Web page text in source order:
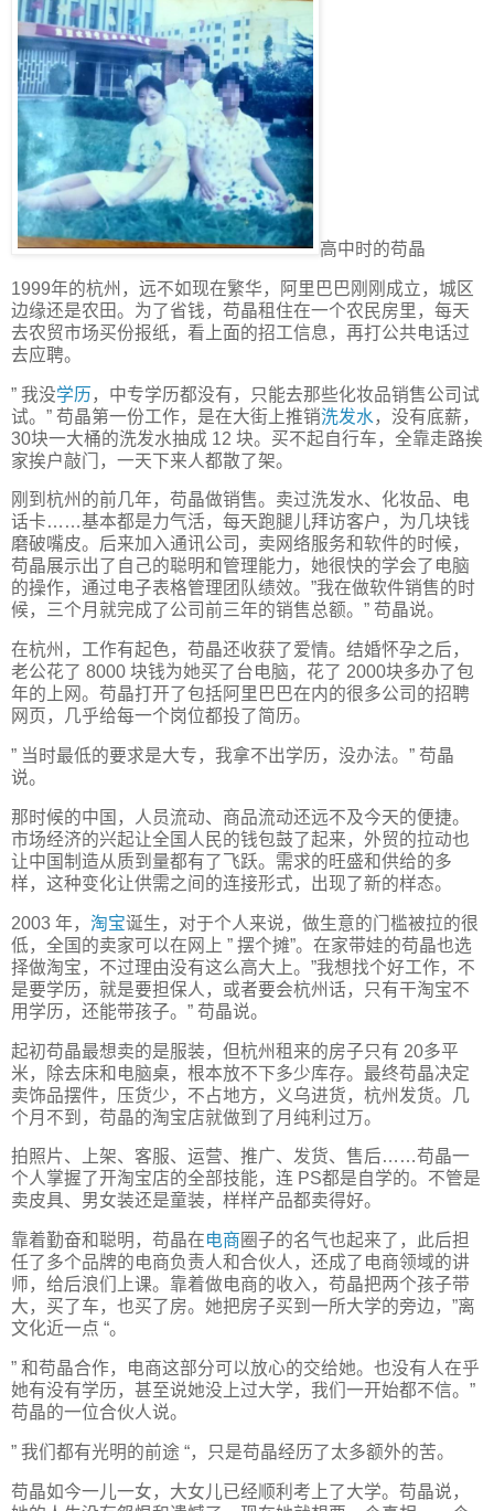
高中时的苟晶
1999年的杭州，远不如现在繁华，阿里巴巴刚刚成立，城区
边缘还是农田。为了省钱，苟晶租住在一个农民房里，每天
去农贸市场买份报纸，看上面的招工信息，再打公共电话过
去应聘。
” 我没学历，中专学历都没有，只能去那些化妆品销售公司试
试。” 苟晶第一份工作，是在大街上推销洗发水，没有底薪，
30块一大桶的洗发水抽成 12 块。买不起自行车，全靠走路挨
家挨户敲门，一天下来人都散了架。
刚到杭州的前几年，苟晶做销售。卖过洗发水、化妆品、电
话卡……基本都是力气活，每天跑腿儿拜访客户，为几块钱
磨破嘴皮。后来加入通讯公司，卖网络服务和软件的时候，
苟晶展示出了自己的聪明和管理能力，她很快的学会了电脑
的操作，通过电子表格管理团队绩效。”我在做软件销售的时
候，三个月就完成了公司前三年的销售总额。” 苟晶说。
在杭州，工作有起色，苟晶还收获了爱情。结婚怀孕之后，
老公花了 8000 块钱为她买了台电脑，花了 2000块多办了包
年的上网。苟晶打开了包括阿里巴巴在内的很多公司的招聘
网页，几乎给每一个岗位都投了简历。
” 当时最低的要求是大专，我拿不出学历，没办法。” 苟晶
说。
那时候的中国，人员流动、商品流动还远不及今天的便捷。
市场经济的兴起让全国人民的钱包鼓了起来，外贸的拉动也
让中国制造从质到量都有了飞跃。需求的旺盛和供给的多
样，这种变化让供需之间的连接形式，出现了新的样态。
2003 年， 淘宝诞生，对于个人来说，做生意的门槛被拉的很
低，全国的卖家可以在网上 ” 摆个摊”。在家带娃的苟晶也选
择做淘宝，不过理由没有这么高大上。”我想找个好工作，不
是要学历，就是要担保人，或者要会杭州话，只有干淘宝不
用学历，还能带孩子。” 苟晶说。
起初苟晶最想卖的是服装，但杭州租来的房子只有 20多平
米，除去床和电脑桌，根本放不下多少库存。最终苟晶决定
卖饰品摆件，压货少，不占地方，义乌进货，杭州发货。几
个月不到，苟晶的淘宝店就做到了月纯利过万。
拍照片、上架、客服、运营、推广、发货、售后……苟晶一
个人掌握了开淘宝店的全部技能，连 PS都是自学的。不管是
卖皮具、男女装还是童装，样样产品都卖得好。
靠着勤奋和聪明，苟晶在电商 圈子的名气也起来了，此后担
任了多个品牌的电商负责人和合伙人，还成了电商领域的讲
师，给后浪们上课。靠着做电商的收入，苟晶把两个孩子带
大，买了车，也买了房。她把房子买到一所大学的旁边，”离
文化近一点 “。
” 和苟晶合作，电商这部分可以放心的交给她。也没有人在乎
她有没有学历，甚至说她没上过大学，我们一开始都不信。”
苟晶的一位合伙人说。
” 我们都有光明的前途 “，只是苟晶经历了太多额外的苦。
苟晶如今一儿一女，大女儿已经顺利考上了大学。苟晶说，